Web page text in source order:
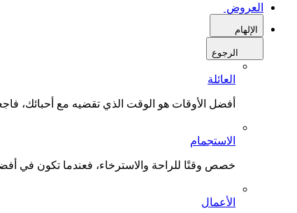
العروض
الإلهام
الرجوع
العائلة
أفضل الأوقات هو الوقت الذي تقضيه مع أحبائك،
الاستجمام
خصص وقتًا للراحة والاسترخاء، فعندما تكون في
الأعمال